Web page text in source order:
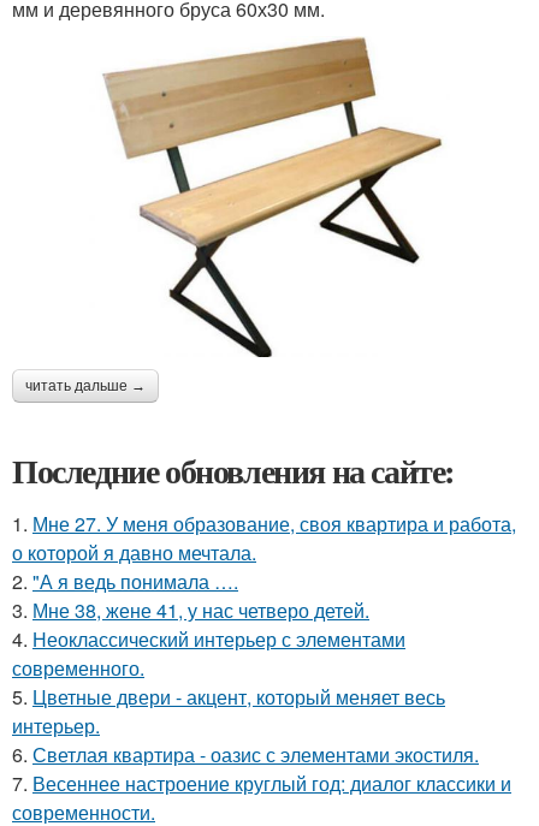
мм и деревянного бруса 60х30 мм.
читать дальше →
Последние обновления на сайте:
1. Мне 27. У меня образование, своя квартира и работа,
о которой я давно мечтала.
2. "А я ведь понимала ….
3. Мне 38, жене 41, у нас четверо детей.
4. Неоклассический интерьер с элементами
современного.
5. Цветные двери - акцент, который меняет весь
интерьер.
6. Светлая квартира - оазис с элементами экостиля.
7. Весеннее настроение круглый год: диалог классики и
современности.